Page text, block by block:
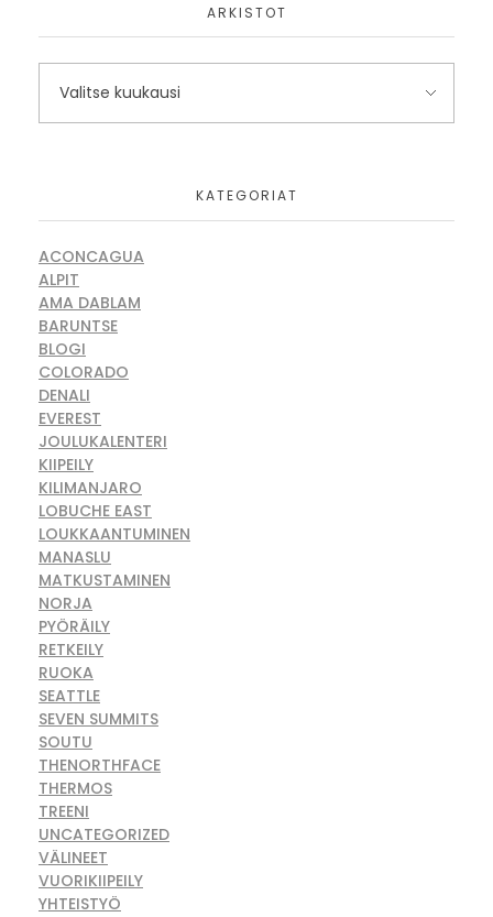
ARKISTOT
KATEGORIAT
ACONCAGUA
ALPIT
AMA DABLAM
BARUNTSE
BLOGI
COLORADO
DENALI
EVEREST
JOULUKALENTERI
KIIPEILY
KILIMANJARO
LOBUCHE EAST
LOUKKAANTUMINEN
MANASLU
MATKUSTAMINEN
NORJA
PYÖRÄILY
RETKEILY
RUOKA
SEATTLE
SEVEN SUMMITS
SOUTU
THENORTHFACE
THERMOS
TREENI
UNCATEGORIZED
VÄLINEET
VUORIKIIPEILY
YHTEISTYÖ